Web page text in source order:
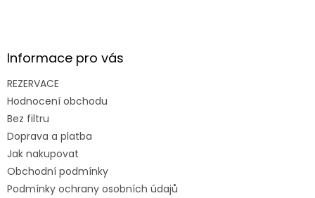
Informace pro vás
REZERVACE
Hodnocení obchodu
Bez filtru
Doprava a platba
Jak nakupovat
Obchodní podmínky
Podmínky ochrany osobních údajů